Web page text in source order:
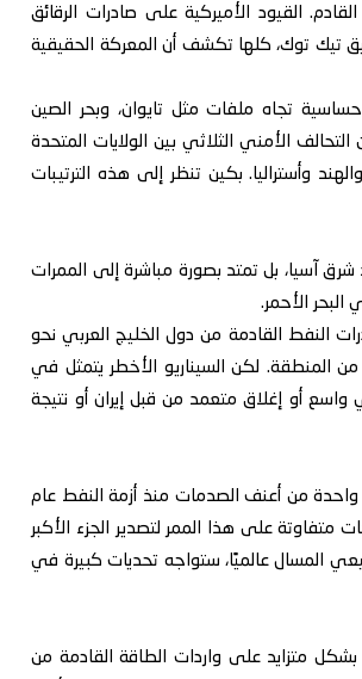
القيود الأميركية على صادرات الرقائق
تيك توك، كلها تكشف أن المعركة الحقيقية
تجاه ملفات مثل تايوان، وبحر الصين
الأمني الثلاثي بين الولايات المتحدة
وأستراليا. بكين تنظر إلى هذه الترتيبات
آسيا، بل تمتد بصورة مباشرة إلى الممرات
الأحمر.
النفط القادمة من دول الخليج العربي نحو
المنطقة. لكن السيناريو الأخطر يتمثل في
أو إغلاق متعمد من قبل إيران أو نتيجة
من أعنف الصدمات منذ أزمة النفط عام
متفاوتة على هذا الممر لتصدير الجزء الأكبر
المسال عالميًا، ستواجه تحديات كبيرة في
بشكل متزايد على واردات الطاقة القادمة من